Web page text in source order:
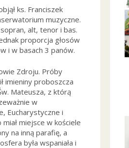
ks. Franciszek
muzyczne.
alt, tenor i bas.
proporcja głosów
i w basach 3 panów.
Zdroju. Próby
imieniny proboszcza
Mateusza, z którą
w
Eucharystyczne i
miejsce w kościele
na inną parafię, a
była wspaniała i